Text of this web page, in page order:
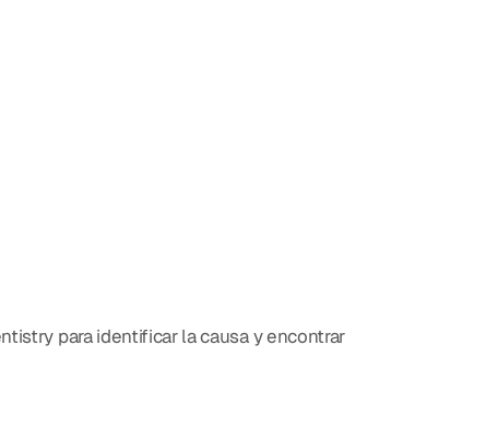
para identificar la causa y encontrar